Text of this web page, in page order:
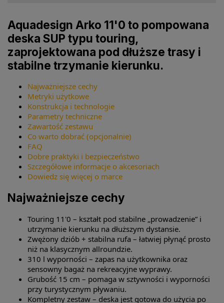
Aquadesign Arko 11'0 to pompowana
deska SUP typu touring,
zaprojektowana pod dłuższe trasy i
stabilne trzymanie kierunku.
Najważniejsze cechy
Metryki użytkowe
Konstrukcja i technologie
Parametry techniczne
Zawartość zestawu
Co warto dobrać (opcjonalnie)
FAQ
Dobre praktyki i bezpieczeństwo
Szczegółowe informacje o akcesoriach
Dowiedz się więcej o marce
Najważniejsze cechy
Touring 11'0 – kształt pod stabilne „prowadzenie” i
utrzymanie kierunku na dłuższym dystansie.
Zwężony dziób + stabilna rufa – łatwiej płynąć prosto
niż na klasycznym allroundzie.
310 l wyporności – zapas na użytkownika oraz
sensowny bagaż na rekreacyjne wyprawy.
Grubość 15 cm – pomaga w sztywności i wyporności
przy turystycznym pływaniu.
Kompletny zestaw – deska jest gotowa do użycia po